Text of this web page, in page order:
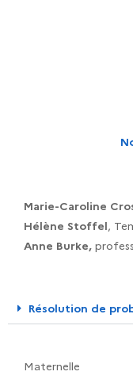
Marie-Caroline
Hélène Stoffel,
Anne Burke,
Résolution de
Maternelle